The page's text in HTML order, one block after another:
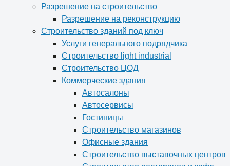
Разрешение на строительство
Разрешение на реконструкцию
Строительство зданий под ключ
Услуги генерального подрядчика
Строительство light industrial
Строительство ЦОД
Коммерческие здания
Автосалоны
Автосервисы
Гостиницы
Строительство магазинов
Офисные здания
Строительство выставочных центров